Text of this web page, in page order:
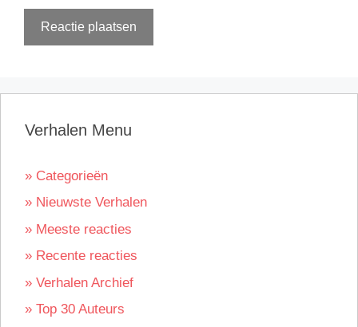
Verhalen Menu
» Categorieën
» Nieuwste Verhalen
» Meeste reacties
» Recente reacties
» Verhalen Archief
» Top 30 Auteurs